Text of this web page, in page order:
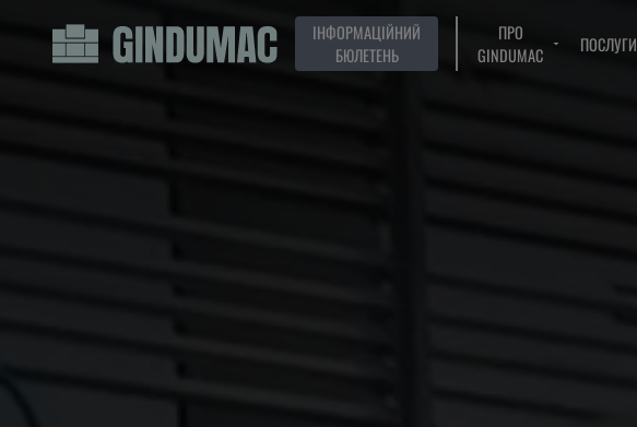
ІНФОРМАЦІЙНИЙ
БЮЛЕТЕНЬ
ПРО
GINDUMAC
ПОСЛУГИ